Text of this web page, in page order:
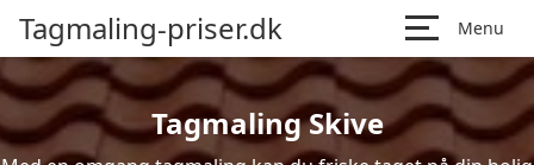
Tagmaling-priser.dk Menu
Tagmaling Skive